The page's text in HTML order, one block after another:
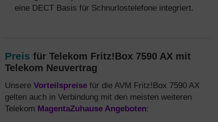
eine DECT Basis für Schnurlostelefone integriert.
Preis für Telekom Fritz!Box 7590 AX mit
Telekom Neuvertrag
Unsere Vorteilspreise für die AVM Fritz!Box 7590 AX
gelten auch in Verbindung mit den meisten weiteren
Telekom MagentaZuhause Angeboten: